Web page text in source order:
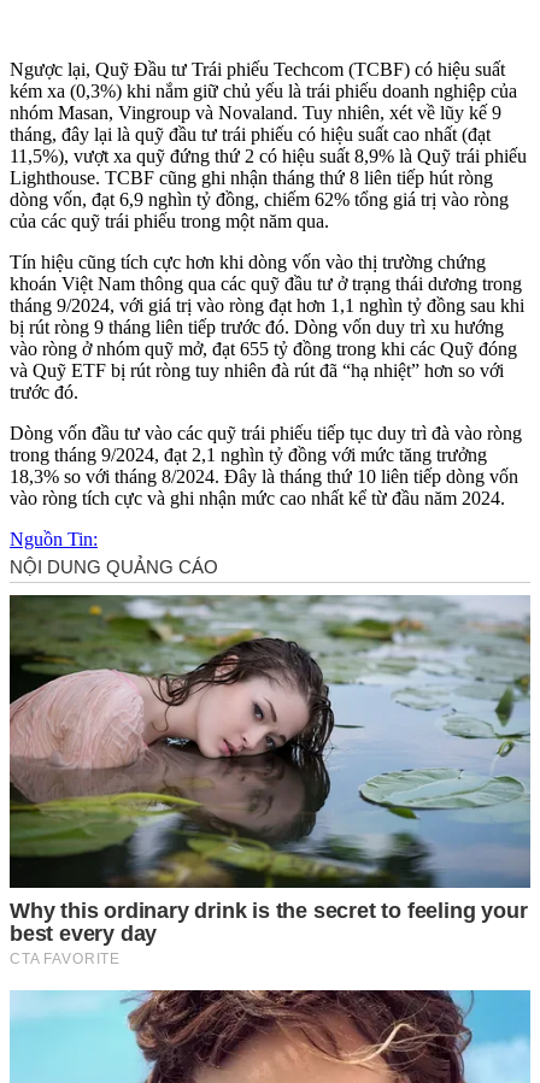
Ngược lại, Quỹ Đầu tư Trái phiếu Techcom (TCBF) có hiệu suất
kém xa (0,3%) khi nắm giữ chủ yếu là trái phiếu doanh nghiệp của
nhóm Masan, Vingroup và Novaland. Tuy nhiên, xét về lũy kế 9
tháng, đây lại là quỹ đầu tư trái phiếu có hiệu suất cao nhất (đạt
11,5%), vượt xa quỹ đứng thứ 2 có hiệu suất 8,9% là Quỹ trái phiếu
Lighthouse. TCBF cũng ghi nhận tháng thứ 8 liên tiếp hút ròng
dòng vốn, đạt 6,9 nghìn tỷ đồng, chiếm 62% tổng giá trị vào ròng
của các quỹ trái phiếu trong một năm qua.
Tín hiệu cũng tích cực hơn khi dòng vốn vào thị trường chứng
khoán Việt Nam thông qua các quỹ đầu tư ở trạng thái dương trong
tháng 9/2024, với giá trị vào ròng đạt hơn 1,1 nghìn tỷ đồng sau khi
bị rút ròng 9 tháng liên tiếp trước đó. Dòng vốn duy trì xu hướng
vào ròng ở nhóm quỹ mở, đạt 655 tỷ đồng trong khi các Quỹ đóng
và Quỹ ETF bị rút ròng tuy nhiên đà rút đã “hạ nhiệt” hơn so với
trước đó.
Dòng vốn đầu tư vào các quỹ trái phiếu tiếp tục duy trì đà vào ròng
trong tháng 9/2024, đạt 2,1 nghìn tỷ đồng với mức tăng trưởng
18,3% so với tháng 8/2024. Đây là tháng thứ 10 liên tiếp dòng vốn
vào ròng tích cực và ghi nhận mức cao nhất kể từ đầu năm 2024.
Nguồn Tin: